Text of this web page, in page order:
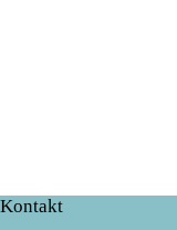
Kontakt